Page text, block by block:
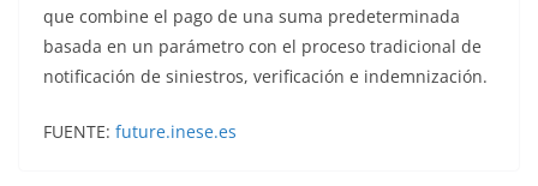
que combine el pago de una suma predeterminada
basada en un parámetro con el proceso tradicional de
notificación de siniestros, verificación e indemnización.
FUENTE: future.inese.es